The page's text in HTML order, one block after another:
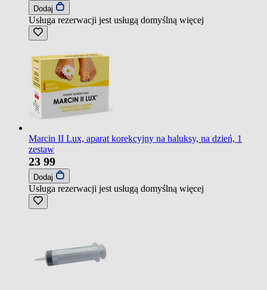
Dodaj
Usługa rezerwacji jest usługą domyślną więcej
Marcin II Lux, aparat korekcyjny na haluksy, na dzień, 1
zestaw
23 99
Dodaj
Usługa rezerwacji jest usługą domyślną więcej